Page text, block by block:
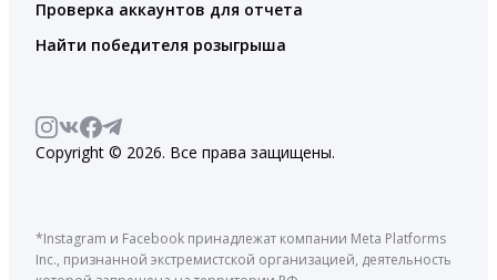
Проверка аккаунтов для отчета
Найти победителя розыгрыша
Copyright © 2026. Все права защищены.
*Instagram и Facebook принадлежат компании Meta Platforms
Inc., признанной экстремистской организацией, деятельность